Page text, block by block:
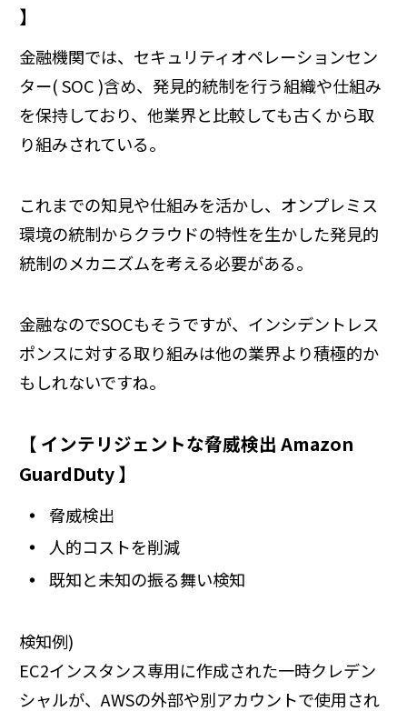
】
金融機関では、セキュリティオペレーションセン
ター( SOC )含め、発見的統制を行う組織や仕組み
を保持しており、他業界と比較しても古くから取
り組みされている。
これまでの知見や仕組みを活かし、オンプレミス
環境の統制からクラウドの特性を生かした発見的
統制のメカニズムを考える必要がある。
金融なのでSOCもそうですが、インシデントレス
ポンスに対する取り組みは他の業界より積極的か
もしれないですね。
【 インテリジェントな脅威検出 Amazon
GuardDuty 】
脅威検出
人的コストを削減
既知と未知の振る舞い検知
検知例)
EC2インスタンス専用に作成された一時クレデン
シャルが、AWSの外部や別アカウントで使用され